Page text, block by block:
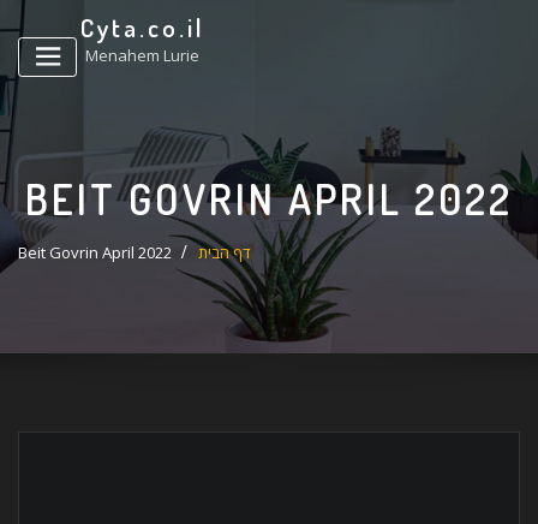
Cyta.co.il
Menahem Lurie
BEIT GOVRIN APRIL 2022
דף הבית Beit Govrin April 2022